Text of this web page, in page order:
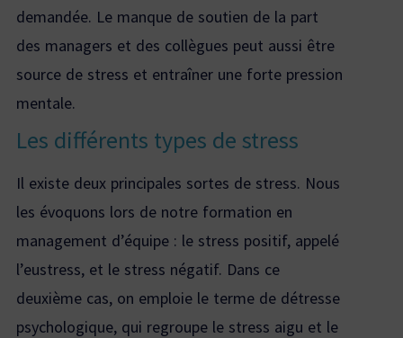
demandée. Le manque de soutien de la part
des managers et des collègues peut aussi être
source de stress et entraîner une forte pression
mentale.
Les différents types de stress
Il existe deux principales sortes de stress. Nous
les évoquons lors de notre formation en
management d’équipe : le stress positif, appelé
l’eustress, et le stress négatif. Dans ce
deuxième cas, on emploie le terme de détresse
psychologique, qui regroupe le stress aigu et le